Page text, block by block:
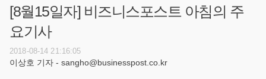
[8월15일자] 비즈니스포스트 아침의 주
요기사
2018-08-14 21:16:05
이상호 기자 - sangho@businesspost.co.kr